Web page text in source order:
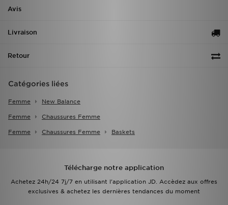
Avis
Livraison
Retour
Catégories liées
Femme New Balance
Femme Chaussures Femme
Femme Chaussures Femme Baskets
Télécharge notre application
Achetez 24h/24 7j/7 en utilisant l'application JD. Accèdez aux offres
exclusives & achetez les dernières tendances du moment